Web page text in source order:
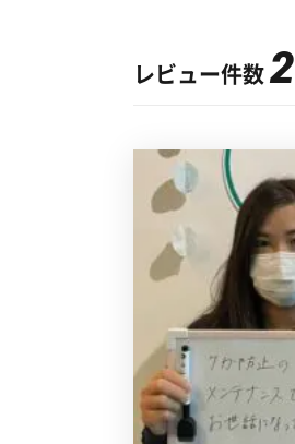
レビュー件数2